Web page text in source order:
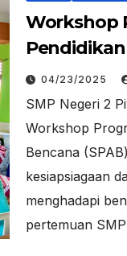
Workshop
Pendidikan
SMP
04/23/2025
SMP Negeri 2
Workshop
Bencana
kesiapsiagaan
menghadapi
pertemuan